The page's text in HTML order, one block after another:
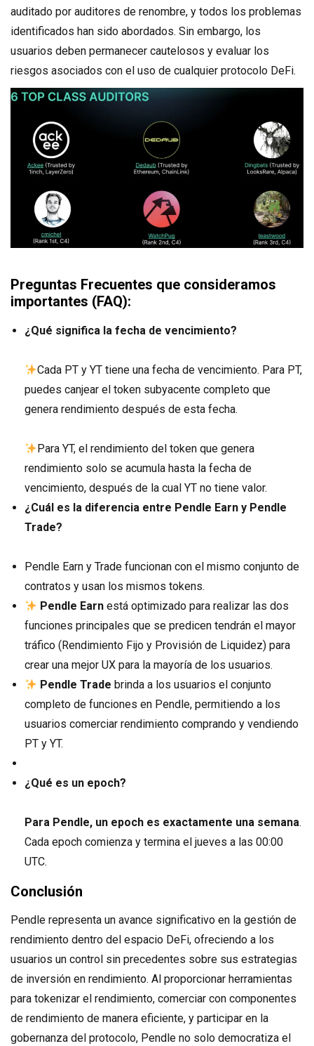
auditado por auditores de renombre, y todos los problemas
identificados han sido abordados. Sin embargo, los
usuarios deben permanecer cautelosos y evaluar los
riesgos asociados con el uso de cualquier protocolo DeFi.
Preguntas Frecuentes que consideramos
importantes (FAQ):
¿Qué significa la fecha de vencimiento?
Cada PT y YT tiene una fecha de vencimiento. Para PT,
puedes canjear el token subyacente completo que
genera rendimiento después de esta fecha.
Para YT, el rendimiento del token que genera
rendimiento solo se acumula hasta la fecha de
vencimiento, después de la cual YT no tiene valor.
¿Cuál es la diferencia entre Pendle Earn y Pendle
Trade?
Pendle Earn y Trade funcionan con el mismo conjunto de
contratos y usan los mismos tokens.
Pendle Earn está optimizado para realizar las dos
funciones principales que se predicen tendrán el mayor
tráfico (Rendimiento Fijo y Provisión de Liquidez) para
crear una mejor UX para la mayoría de los usuarios.
Pendle Trade brinda a los usuarios el conjunto
completo de funciones en Pendle, permitiendo a los
usuarios comerciar rendimiento comprando y vendiendo
PT y YT.
¿Qué es un epoch?
Para Pendle, un epoch es exactamente una semana.
Cada epoch comienza y termina el jueves a las 00:00
UTC.
Conclusión
Pendle representa un avance significativo en la gestión de
rendimiento dentro del espacio DeFi, ofreciendo a los
usuarios un control sin precedentes sobre sus estrategias
de inversión en rendimiento. Al proporcionar herramientas
para tokenizar el rendimiento, comerciar con componentes
de rendimiento de manera eficiente, y participar en la
gobernanza del protocolo, Pendle no solo democratiza el